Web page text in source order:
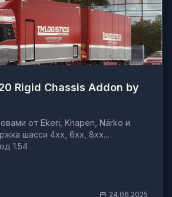
Rigid Chassis Addon by
от Ekeri, Knapen, Närko и
шасси 4xx, 6xx, 8xx.
1.54
24.06.2025